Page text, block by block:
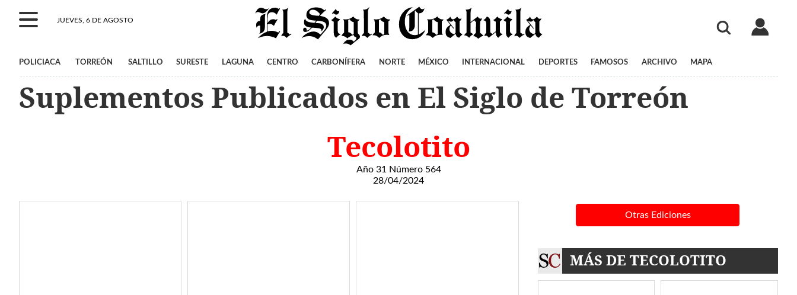
JUEVES, 6 DE AGOSTO
POLICIACA TORREÓN SALTILLO SURESTE LAGUNA CENTRO CARBONÍFERA NORTE MÉXICO INTERNACIONAL DEPORTES FAMOSOS ARCHIVO MAPA
Suplementos Publicados en El Siglo de Torreón
Tecolotito
Año 31 Número 564
28/04/2024
Otras Ediciones
MÁS DE TECOLOTITO